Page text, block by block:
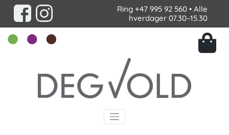
Ring +47 995 92 560 • Alle
hverdager 07.30–15.30